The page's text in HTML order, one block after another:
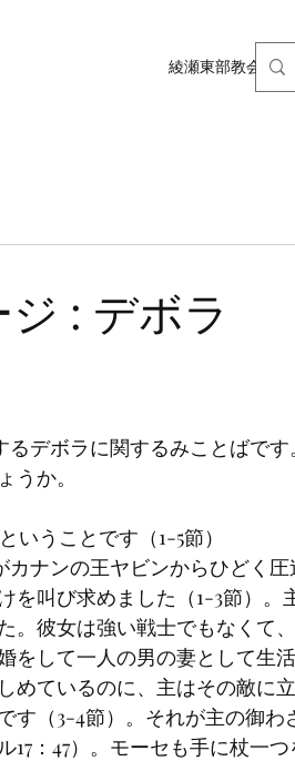
綾瀬東部教会ホ
: デボラ
か。
いうことです（1-5節）
を叫び求めました（1-3節）。
。彼女は強い戦士でもなくて
して一人の男の妻として生活
めているのに、主はその敵に
（3-4節）。それが主の御わ
：47）。モーセも手に杖一